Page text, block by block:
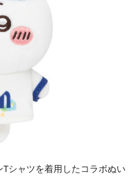
シャツを着用したコラボぬい